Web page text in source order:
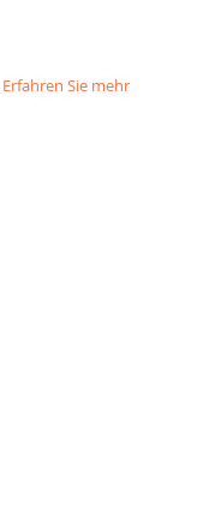
Erfahren Sie mehr